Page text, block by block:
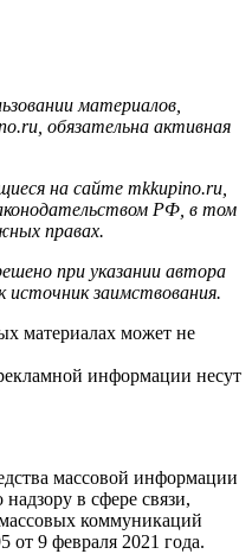
материалов,
обязательна активная
на сайте mkkupino.ru,
РФ, в том
правах.
при указании автора
источник заимствования.
материалах может не
информации несут
массовой информации
в сфере связи,
коммуникаций
9 февраля 2021 года.